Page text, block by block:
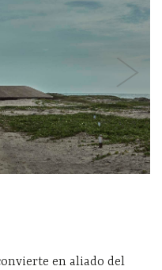
en aliado del